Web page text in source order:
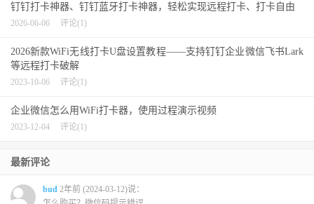
钉钉打卡神器、钉钉蓝牙打卡神器，轻松实现远程打卡、打卡自由
2026-06-06 评论(1)
2026新款WiFi无线打卡U盘设置教程——支持钉钉企业微信飞书Lark
等远程打卡破解
2023-10-06 评论(1)
企业微信怎么用WiFi打卡器，使用过程演示视频
2023-12-04 评论(1)
最新评论
bud 2年前 (2024-03-12)说：